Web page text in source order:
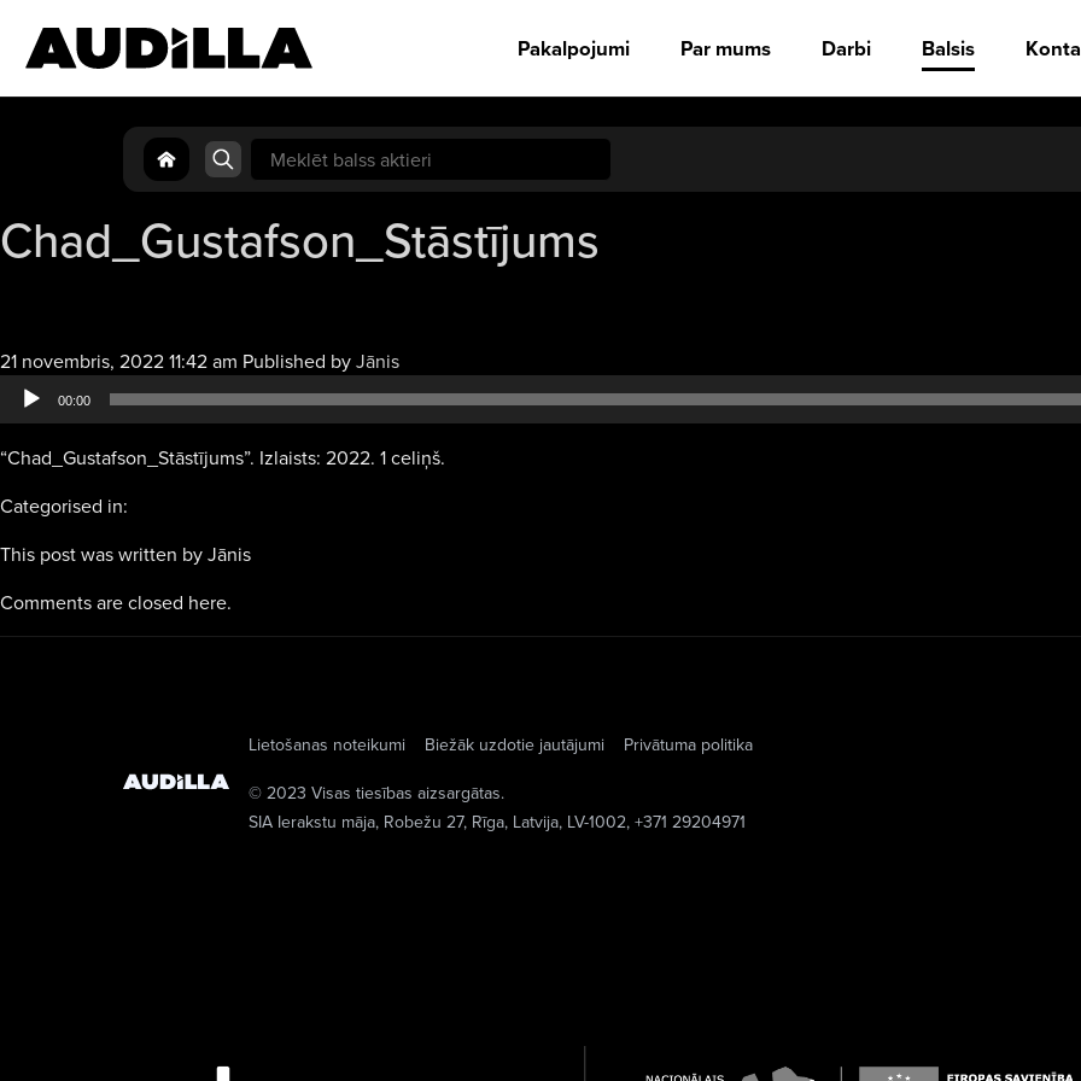
Pakalpojumi Par mums Darbi Balsis
Search
for:
Chad_Gustafson_Stāstījums
21 novembris, 2022 11:42 am Published byJānisAudio
atskaņotājs
00:00
“Chad_Gustafson_Stāstījums”. Izlaists: 2022. 1 celiņš.
Categorised in:
This post was written by Jānis
Comments are closed here.
Lietošanas noteikumi Biežāk uzdotie jautājumi
Privātuma politika
© 2023 Visas tiesības aizsargātas.
SIA Ierakstu māja, Robežu 27, Rīga, Latvija, LV-1002, +371 29204971